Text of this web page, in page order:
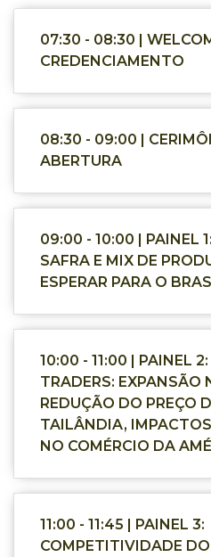
07:30 - 08:30 | WELCOME COFFEE E
CREDENCIAMENTO
08:30 - 09:00 | CERIMÔNIA DE
ABERTURA
09:00 - 10:00 | PAINEL 1: TAMANHO DA
SAFRA E MIX DE
ESPERAR PARA O
10:00 - 11:00 | PAINEL 2: VISÃO DOS
TRADERS: EXPANSÃO
REDUÇÃO DO PREÇO
TAILÂNDIA,
NO COMÉRCIO DA
11:00 - 11:45 | PAINEL 3:
COMPETITIVIDADE